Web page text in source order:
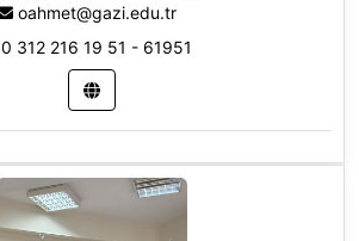
oahmet@gazi.edu.tr
0 312 216 19 51 - 61951